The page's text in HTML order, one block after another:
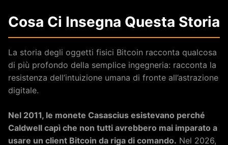
Cosa Ci Insegna Questa Storia
La storia degli oggetti fisici Bitcoin racconta qualcosa
di più profondo della semplice ingegneria: racconta la
resistenza dell’intuizione umana di fronte all’astrazione
digitale.
Nel 2011, le monete Casascius esistevano perché
Caldwell capì che non tutti avrebbero mai imparato a
usare un client Bitcoin da riga di comando. Nel 2026,